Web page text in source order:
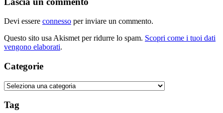
Devi essere connesso per inviare un commento.
Questo sito usa Akismet per ridurre lo spam. Scopri come i tuoi dati
vengono elaborati.
Categorie
Categorie
Tag